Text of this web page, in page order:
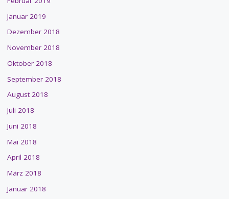
Januar 2019
Dezember 2018
November 2018
Oktober 2018
September 2018
August 2018
Juli 2018
Juni 2018
Mai 2018
April 2018
März 2018
Januar 2018